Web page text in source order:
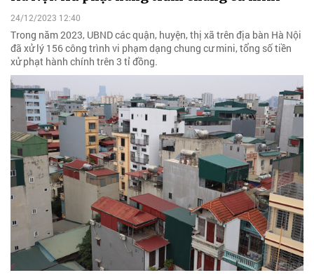
24/12/2023 12:40
Trong năm 2023, UBND các quận, huyện, thị xã trên địa bàn Hà Nội
đã xử lý 156 công trình vi phạm dạng chung cư mini, tổng số tiền
xử phạt hành chính trên 3 tỉ đồng.